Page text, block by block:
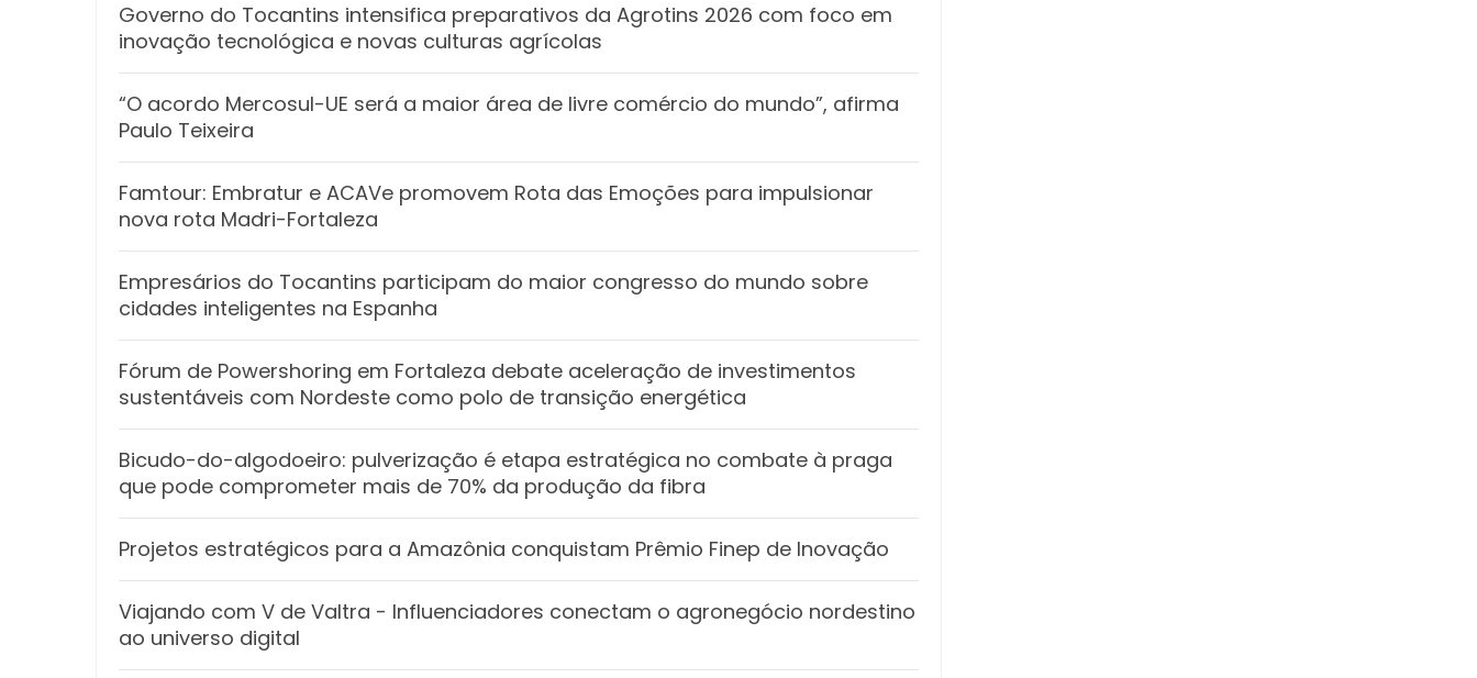
Governo do Tocantins intensifica preparativos da Agrotins 2026 com foco em
inovação tecnológica e novas culturas agrícolas
“O acordo Mercosul-UE será a maior área de livre comércio do mundo”, afirma
Paulo Teixeira
Famtour: Embratur e ACAVe promovem Rota das Emoções para impulsionar
nova rota Madri-Fortaleza
Empresários do Tocantins participam do maior congresso do mundo sobre
cidades inteligentes na Espanha
Fórum de Powershoring em Fortaleza debate aceleração de investimentos
sustentáveis com Nordeste como polo de transição energética
Bicudo-do-algodoeiro: pulverização é etapa estratégica no combate à praga
que pode comprometer mais de 70% da produção da fibra
Projetos estratégicos para a Amazônia conquistam Prêmio Finep de Inovação
Viajando com V de Valtra - Influenciadores conectam o agronegócio nordestino
ao universo digital